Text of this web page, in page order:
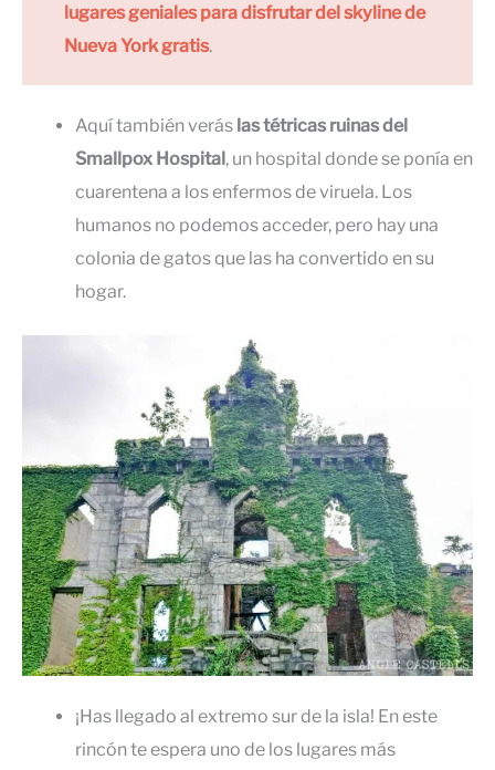
lugares geniales para disfrutar del skyline de
Nueva York gratis.
Aquí también verás las tétricas ruinas del
Smallpox Hospital, un hospital donde se ponía en
cuarentena a los enfermos de viruela. Los
humanos no podemos acceder, pero hay una
colonia de gatos que las ha convertido en su
hogar.
¡Has llegado al extremo sur de la isla! En este
rincón te espera uno de los lugares más